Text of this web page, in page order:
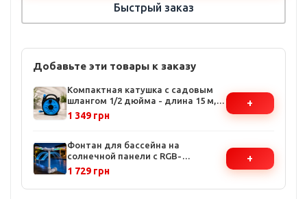
Быстрый заказ
Добавьте эти товары к заказу
Компактная катушка с садовым
шлангом 1/2 дюйма - длина 15 м,
ручная намотка, защищенный
корпус
1 349 грн
+
Фонтан для бассейна на
солнечной панели с RGB-
подсветкой - 2 форсунки, 11
цветов, управление с пульта,
автономная работа до 10 часов
1 729 грн
+